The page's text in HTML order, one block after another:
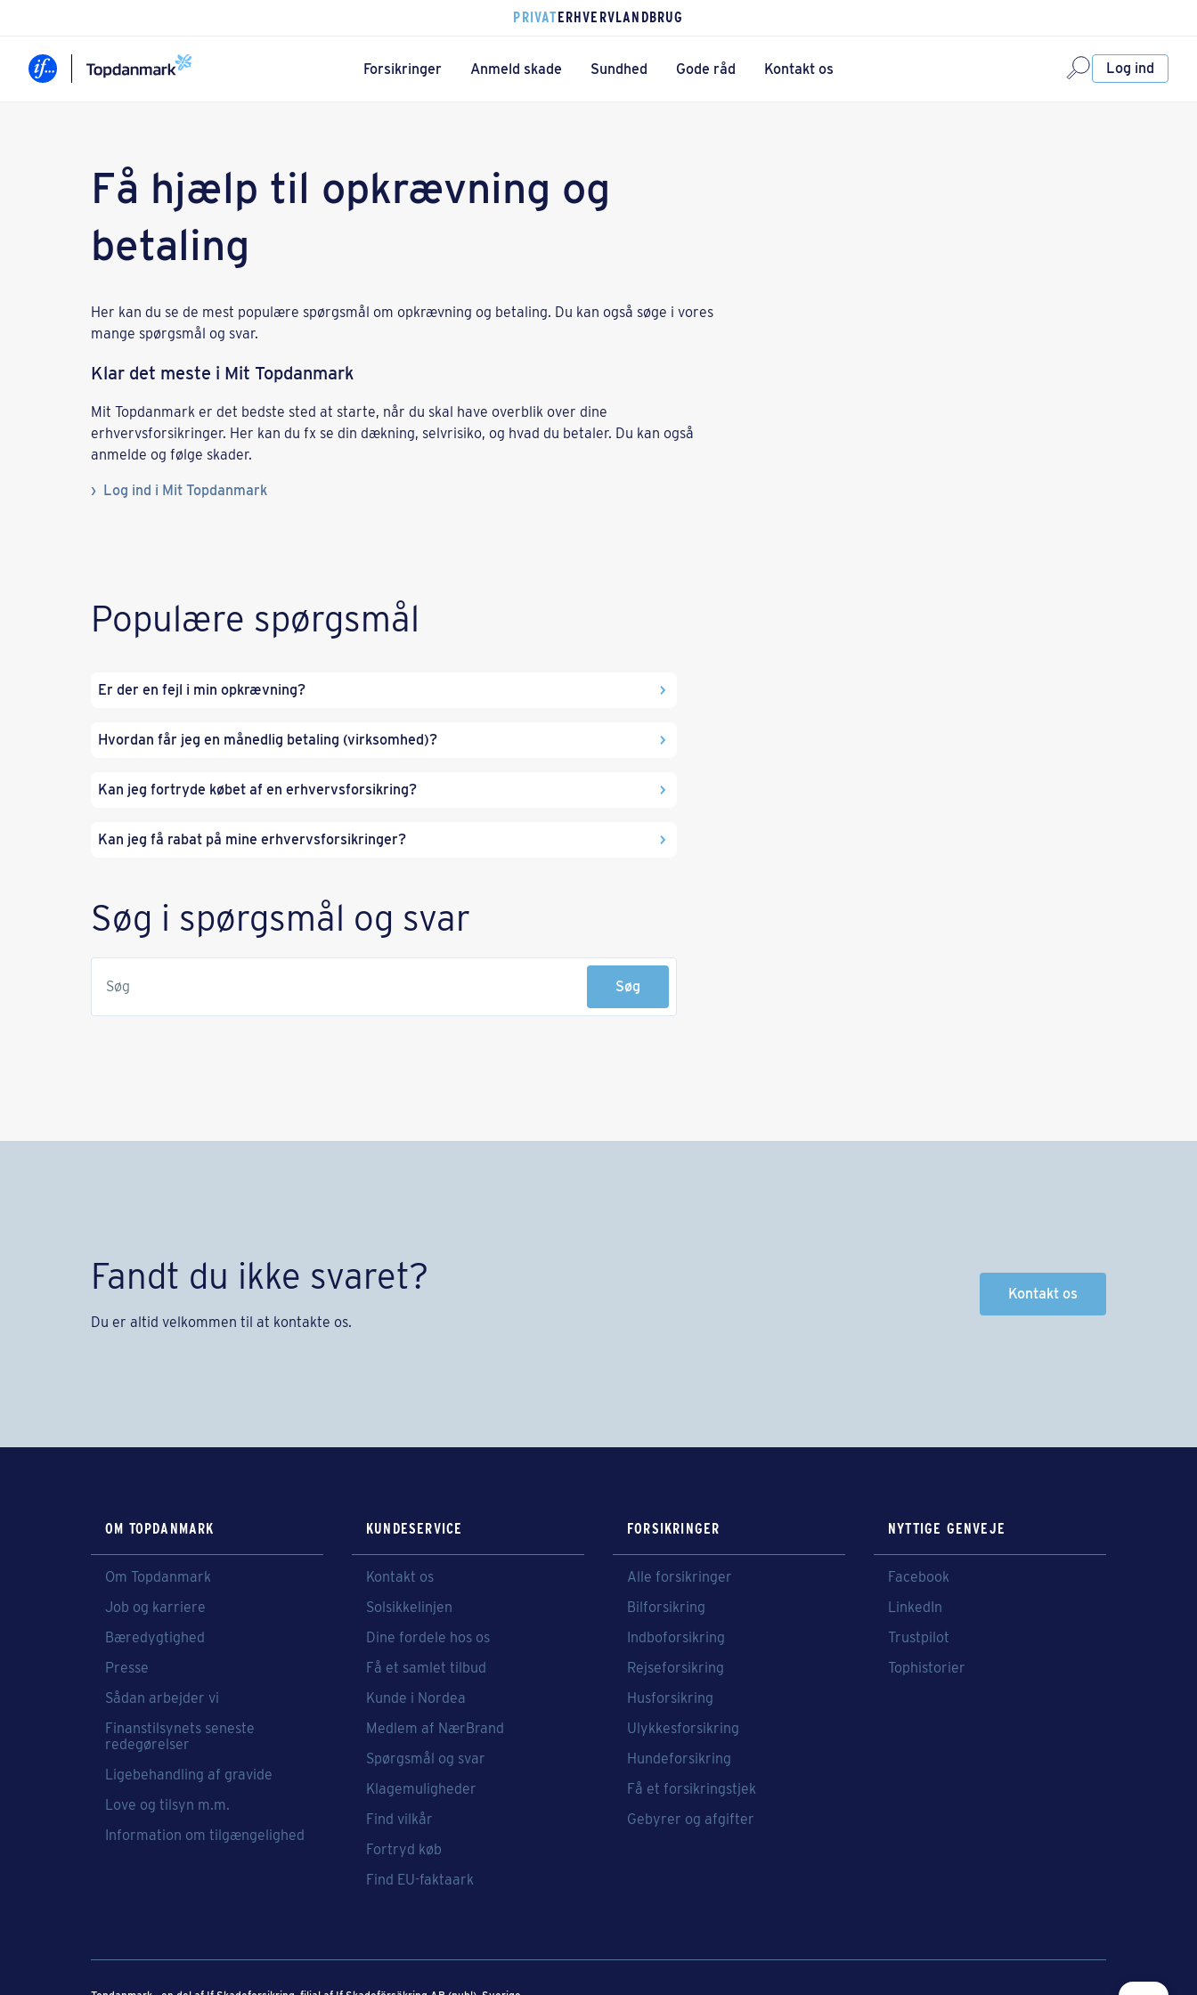
PRIVATERHVERVLANDBRUG
Forsikringer Anmeld skade Sundhed Gode råd Kontakt os Log ind
Få hjælp til opkrævning og
betaling
Her kan du se de mest populære spørgsmål om opkrævning og betaling. Du kan også søge i vores
mange spørgsmål og svar.
Klar det meste i Mit Topdanmark
Mit Topdanmark er det bedste sted at starte, når du skal have overblik over dine
erhvervsforsikringer. Her kan du fx se din dækning, selvrisiko, og hvad du betaler. Du kan også
anmelde og følge skader.
Log ind i Mit Topdanmark
Populære spørgsmål
Er der en fejl i min opkrævning?
Hvordan får jeg en månedlig betaling (virksomhed)?
Kan jeg fortryde købet af en erhvervsforsikring?
Kan jeg få rabat på mine erhvervsforsikringer?
Søg i spørgsmål og svar
Søg Søg
Fandt du ikke svaret?
Du er altid velkommen til at kontakte os.
Kontakt os
OM TOPDANMARK
Om Topdanmark
Job og karriere
Bæredygtighed
Presse
Sådan arbejder vi
Finanstilsynets seneste
redegørelser
Ligebehandling af gravide
Love og tilsyn m.m.
Information om tilgængelighed
KUNDESERVICE
Kontakt os
Solsikkelinjen
Dine fordele hos os
Få et samlet tilbud
Kunde i Nordea
Medlem af NærBrand
Spørgsmål og svar
Klagemuligheder
Find vilkår
Fortryd køb
Find EU-faktaark
FORSIKRINGER
Alle forsikringer
Bilforsikring
Indboforsikring
Rejseforsikring
Husforsikring
Ulykkesforsikring
Hundeforsikring
Få et forsikringstjek
Gebyrer og afgifter
NYTTIGE GENVEJE
Facebook
LinkedIn
Trustpilot
Tophistorier